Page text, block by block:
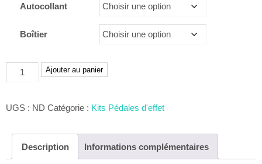
Autocollant
Boîtier
quantité
de
Ajouter au panier
UGS : ND Catégorie : Kits Pédales d'effet
Description Informations complémentaires